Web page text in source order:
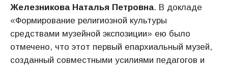
Железникова Наталья Петровна. В докладе
«Формирование религиозной культуры
средствами музейной экспозиции» ею было
отмечено, что этот первый епархиальный музей,
созданный совместными усилиями педагогов и